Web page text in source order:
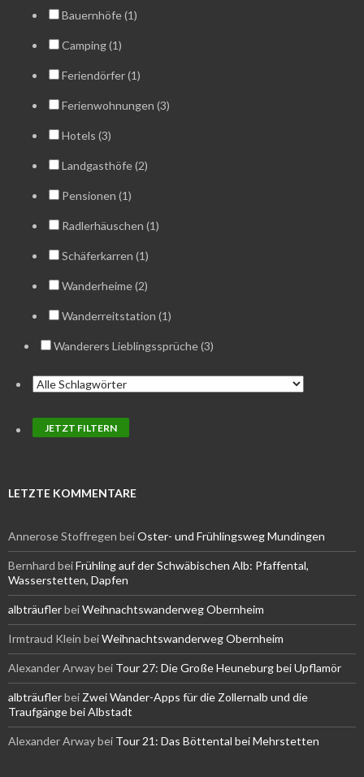
Bauernhöfe (1)
Camping (1)
Feriendörfer (1)
Ferienwohnungen (3)
Hotels (3)
Landgasthöfe (2)
Pensionen (1)
Radlerhäuschen (1)
Schäferkarren (1)
Wanderheime (2)
Wanderreitstation (1)
Wanderers Lieblingssprüche (3)
LETZTE KOMMENTARE
Annerose Stoffregen beiOster- und Frühlingsweg Mundingen
Bernhard beiFrühling auf der Schwäbischen Alb: Pfaffental,
Wasserstetten, Dapfen
albträuflerbeiWeihnachtswanderweg Obernheim
Irmtraud Klein beiWeihnachtswanderweg Obernheim
Alexander Arwaybei Tour 27: Die Große Heuneburg bei Upflamör
albträuflerbei Zwei Wander-Apps für die Zollernalb und die
Traufgänge bei Albstadt
Alexander Arwaybei Tour 21: Das Böttental bei Mehrstetten